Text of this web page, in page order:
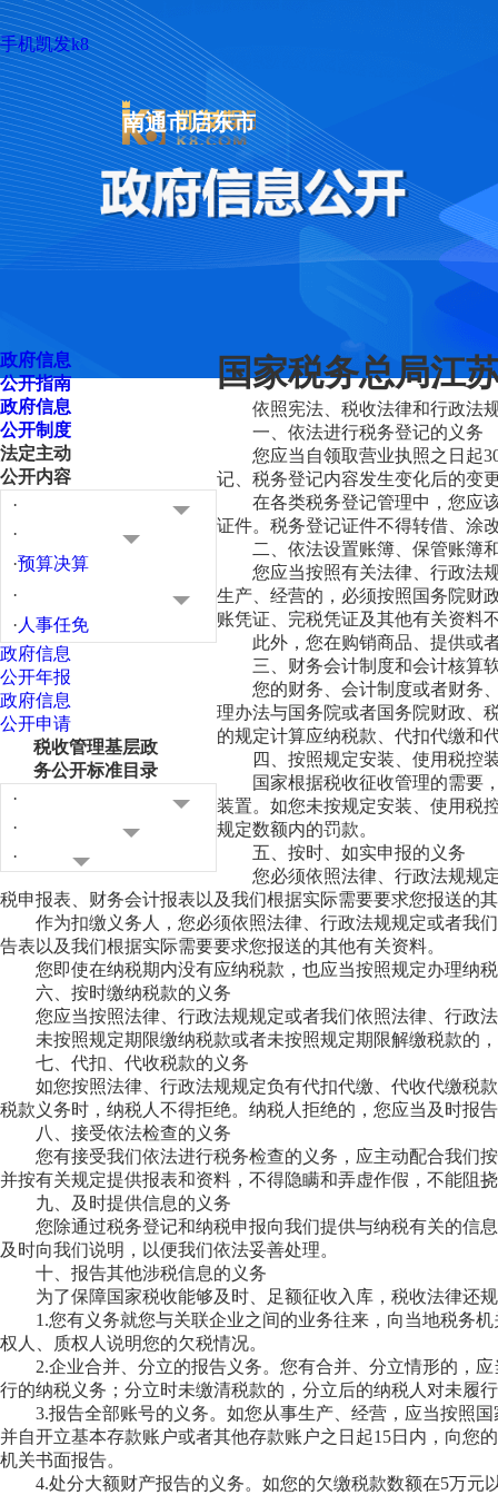
手机凯发k8
南通市启东市
政府信息
公开指南
政府信息
公开制度
法定主动
公开内容
·
·
·预算决算
·
· 人事任免
政府信息
公开年报
政府信息
公开申请
税收管理基层政
务公开标准目录
·
·
·
国家税务总局江
依照宪法、税收法律和行政法
一、依法进行税务登记的义务
您应当自领取营业执照之日起
记、税务登记内容发生变化后的变
在各类税务登记管理中，您应
证件。税务登记证件不得转借、
二、依法设置账簿、保管账簿
您应当按照有关法律、行政法
生产、经营的，必须按照国务院财
账凭证、完税凭证及其他有关资料
此外，您在购销商品、提供或
三、财务会计制度和会计核算
您的财务、会计制度或者财务
理办法与国务院或者国务院财政、
的规定计算应纳税款、代扣代缴和
四、按照规定安装、使用税控
国家根据税收征收管理的需要
装置。如您未按规定安装、使用税
规定数额内的罚款。
五、按时、如实申报的义务
您必须依照法律、行政法规规
税申报表、财务会计报表以及我们根据实际需要要求您报送的
作为扣缴义务人，您必须依照法律、行政法规规定或者我
告表以及我们根据实际需要要求您报送的其他有关资料。
您即使在纳税期内没有应纳税款，也应当按照规定办理纳
六、按时缴纳税款的义务
您应当按照法律、行政法规规定或者我们依照法律、行政
未按照规定期限缴纳税款或者未按照规定期限解缴税款的
七、代扣、代收税款的义务
如您按照法律、行政法规规定负有代扣代缴、代收代缴税
税款义务时，纳税人不得拒绝。纳税人拒绝的，您应当及时报
八、接受依法检查的义务
您有接受我们依法进行税务检查的义务，应主动配合我们
并按有关规定提供报表和资料，不得隐瞒和弄虚作假，不能阻
九、及时提供信息的义务
您除通过税务登记和纳税申报向我们提供与纳税有关的信
及时向我们说明，以便我们依法妥善处理。
十、报告其他涉税信息的义务
为了保障国家税收能够及时、足额征收入库，税收法律还
1.您有义务就您与关联企业之间的业务往来，向当地税务
权人、质权人说明您的欠税情况。
2.企业合并、分立的报告义务。您有合并、分立情形的，
行的纳税义务；分立时未缴清税款的，分立后的纳税人对未履
3.报告全部账号的义务。如您从事生产、经营，应当按照
并自开立基本存款账户或者其他存款账户之日起15日内，向您
机关书面报告。
4.处分大额财产报告的义务。如您的欠缴税款数额在5万